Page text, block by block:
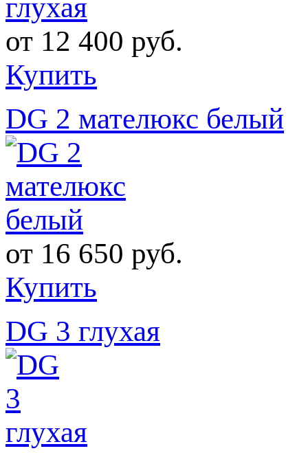
от 12 400 руб.
Купить
DG 2 мателюкс белый
от 16 650 руб.
Купить
DG 3 глухая